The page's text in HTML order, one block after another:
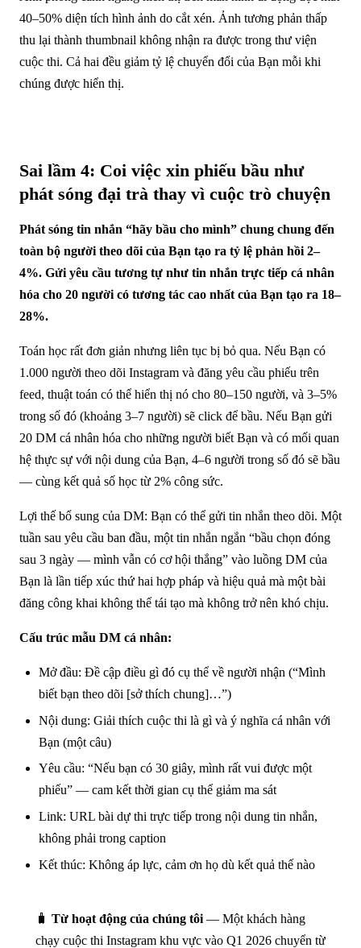
40–50% diện tích hình ảnh do cắt xén. Ảnh tương phản thấp
thu lại thành thumbnail không nhận ra được trong thư viện
cuộc thi. Cả hai đều giảm tỷ lệ chuyển đổi của Bạn mỗi khi
chúng được hiển thị.
Sai lầm 4: Coi việc xin phiếu bầu như
phát sóng đại trà thay vì cuộc trò chuyện
Phát sóng tin nhắn “hãy bầu cho mình” chung chung đến
toàn bộ người theo dõi của Bạn tạo ra tỷ lệ phản hồi 2–
4%. Gửi yêu cầu tương tự như tin nhắn trực tiếp cá nhân
hóa cho 20 người có tương tác cao nhất của Bạn tạo ra 18–
28%.
Toán học rất đơn giản nhưng liên tục bị bỏ qua. Nếu Bạn có
1.000 người theo dõi Instagram và đăng yêu cầu phiếu trên
feed, thuật toán có thể hiển thị nó cho 80–150 người, và 3–5%
trong số đó (khoảng 3–7 người) sẽ click để bầu. Nếu Bạn gửi
20 DM cá nhân hóa cho những người biết Bạn và có mối quan
hệ thực sự với nội dung của Bạn, 4–6 người trong số đó sẽ bầu
— cùng kết quả số học từ 2% công sức.
Lợi thế bổ sung của DM: Bạn có thể gửi tin nhắn theo dõi. Một
tuần sau yêu cầu ban đầu, một tin nhắn ngắn “bầu chọn đóng
sau 3 ngày — mình vẫn có cơ hội thắng” vào luồng DM của
Bạn là lần tiếp xúc thứ hai hợp pháp và hiệu quả mà một bài
đăng công khai không thể tái tạo mà không trở nên khó chịu.
Cấu trúc mẫu DM cá nhân:
Mở đầu: Đề cập điều gì đó cụ thể về người nhận (“Mình
biết bạn theo dõi [sở thích chung]…”)
Nội dung: Giải thích cuộc thi là gì và ý nghĩa cá nhân với
Bạn (một câu)
Yêu cầu: “Nếu bạn có 30 giây, mình rất vui được một
phiếu” — cam kết thời gian cụ thể giảm ma sát
Link: URL bài dự thi trực tiếp trong nội dung tin nhắn,
không phải trong caption
Kết thúc: Không áp lực, cảm ơn họ dù kết quả thế nào
🧳 Từ hoạt động của chúng tôi — Một khách hàng
chạy cuộc thi Instagram khu vực vào Q1 2026 chuyển từ